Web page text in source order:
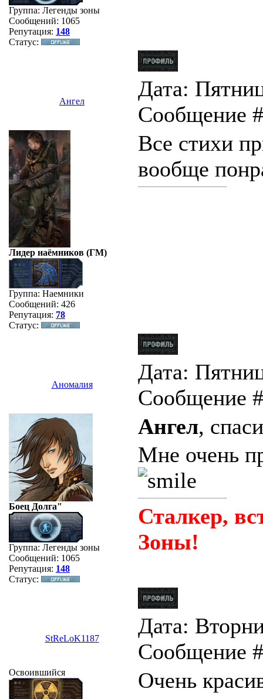
Группа: Легенды зоны
Сообщений: 1065
Репутация: 148
Статус:
Ангел
Дата:
Сообщение
Лидер наёмников (ГМ)
Группа: Наемники
Сообщений: 426
Репутация: 78
Статус:
Все стихи
вообще
Аномалия
Дата:
Сообщение
Боец Долга"
Группа: Легенды зоны
Сообщений: 1065
Репутация: 148
Статус:
Ангел,
Мне очень
Сталкер,
Зоны!
StReLoK1187
Дата:
Сообщение
Освоившийся
Очень